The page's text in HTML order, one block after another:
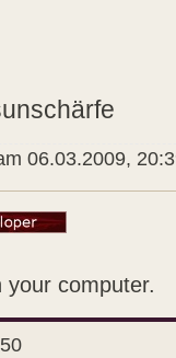
06.03.2009,
computer.